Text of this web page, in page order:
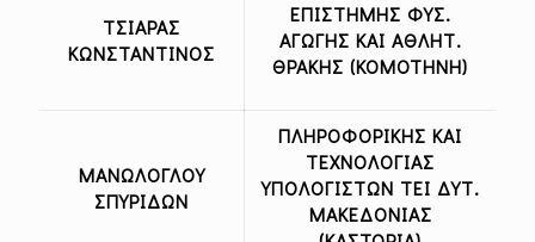
ΤΣΙΑΡΑΣ
ΚΩΝΣΤΑΝΤΙΝΟΣ
ΕΠΙΣΤΗΜΗΣ ΦΥΣ.
ΑΓΩΓΗΣ ΚΑΙ ΑΘΛΗΤ.
ΘΡΑΚΗΣ (ΚΟΜΟΤΗΝΗ)
ΜΑΝΩΛΟΓΛΟΥ
ΣΠΥΡΙΔΩΝ
ΠΛΗΡΟΦΟΡΙΚΗΣ ΚΑΙ
ΤΕΧΝΟΛΟΓΙΑΣ
ΥΠΟΛΟΓΙΣΤΩΝ ΤΕΙ ΔΥΤ.
ΜΑΚΕΔΟΝΙΑΣ